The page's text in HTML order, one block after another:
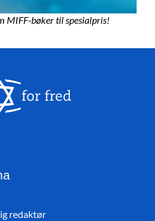
MIFF-bøker til spesialpris!
redaktør